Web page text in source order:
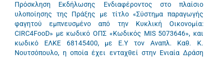
Πρόσκληση Εκδήλωσης Ενδιαφέροντος στο πλαίσιο
υλοποίησης της Πράξης με τίτλο «Σύστημα παραγωγής
φαγητού εμπνευσμένο από την Κυκλική Οικονομία:
CIRC4FooD» με κωδικό ΟΠΣ «Κωδικός MIS 5073646», και
κωδικό ΕΛΚΕ 68145400, με Ε.Υ τον Αναπλ. Καθ. Κ.
Νουτσόπουλο, η οποία έχει ενταχθεί στην Ενιαία Δράση